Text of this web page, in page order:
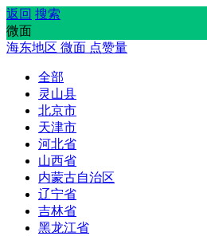
返回 搜索
微面
海东地区 微面 点赞量
全部
灵山县
北京市
天津市
河北省
山西省
内蒙古自治区
辽宁省
吉林省
黑龙江省